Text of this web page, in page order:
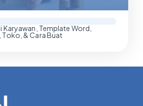
Template Word,
& Cara Buat